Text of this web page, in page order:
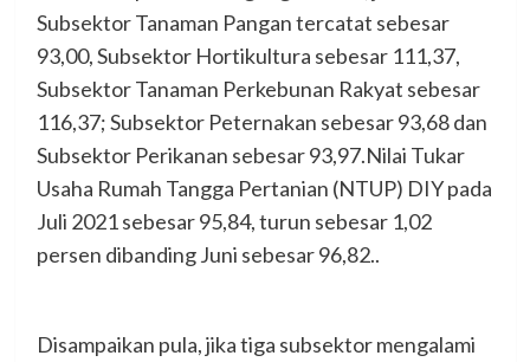
Subsektor Tanaman Pangan tercatat sebesar
93,00, Subsektor Hortikultura sebesar 111,37,
Subsektor Tanaman Perkebunan Rakyat sebesar
116,37; Subsektor Peternakan sebesar 93,68 dan
Subsektor Perikanan sebesar 93,97.Nilai Tukar
Usaha Rumah Tangga Pertanian (NTUP) DIY pada
Juli 2021 sebesar 95,84, turun sebesar 1,02
persen dibanding Juni sebesar 96,82..
Disampaikan pula, jika tiga subsektor mengalami